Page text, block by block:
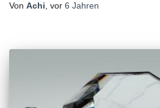
Von Achi, vor 6 Jahren